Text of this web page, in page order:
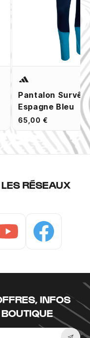
Pantalon
Espagne Bleu
65,00 €
RÉSEAUX
INFOS